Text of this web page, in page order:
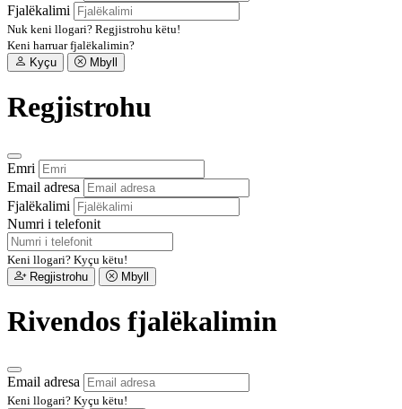
Fjalëkalimi
Nuk keni llogari? Regjistrohu këtu!
Keni harruar fjalëkalimin?
Kyçu
Mbyll
Regjistrohu
Emri
Email adresa
Fjalëkalimi
Numri i telefonit
Keni llogari? Kyçu këtu!
Regjistrohu
Mbyll
Rivendos fjalëkalimin
Email adresa
Keni llogari? Kyçu këtu!